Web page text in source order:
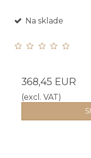
Na sklade
368,45 EUR
(excl. VAT)